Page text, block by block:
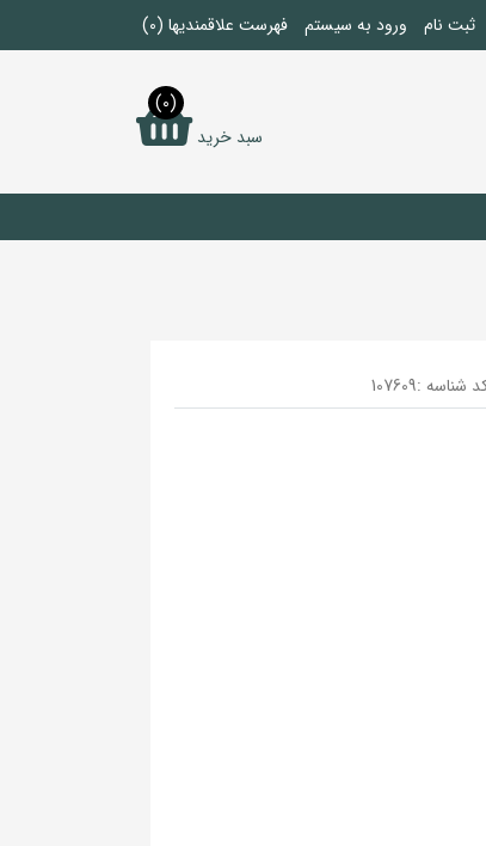
ثبت نام ورود به سیستم فهرست علاقمندیها (0)
سبد خرید
(0)
شناسه :107609